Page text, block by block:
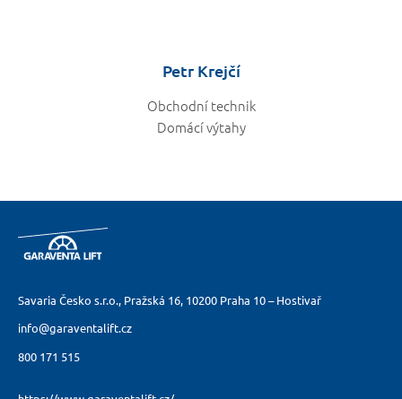
Petr Krejčí
Obchodní technik
Domácí výtahy
Savaria Česko s.r.o., Pražská 16, 10200 Praha 10 – Hostivař
info@garaventalift.cz
800 171 515